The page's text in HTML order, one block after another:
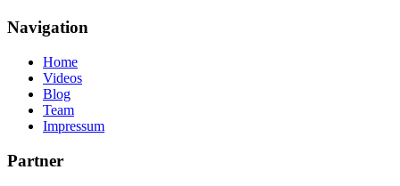
Navigation
Home
Videos
Blog
Team
Impressum
Partner